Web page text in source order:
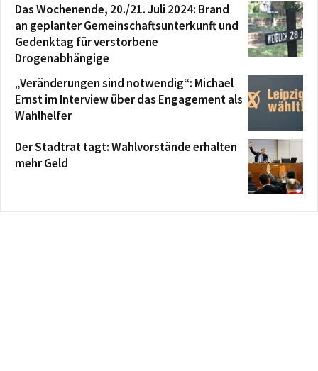
Das Wochenende, 20./21. Juli 2024: Brand
an geplanter Gemeinschaftsunterkunft und
Gedenktag für verstorbene
Drogenabhängige
„Veränderungen sind notwendig“: Michael
Ernst im Interview über das Engagement als
Wahlhelfer
Der Stadtrat tagt: Wahlvorstände erhalten
mehr Geld